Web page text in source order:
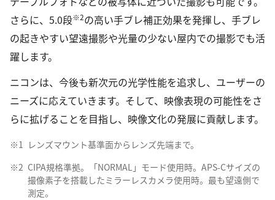
さらに、5.0段※2の高い手ブレ補正効果を発揮し、手ブレ
の起きやすい望遠撮影や光量の少ない屋内での撮影でも活
躍します。
ニコンは、今後も新次元の光学性能を追求し、ユーザーの
ニーズに応えていきます。そして、映像表現の可能性をさ
らに拡げることを目指し、映像文化の発展に貢献します。
※1 レンズマウント基準面からレンズ先端まで。
※2 CIPA規格準拠。「NORMAL」モード使用時。APS-Cサイズの
撮像素子を搭載したミラーレスカメラ使用時。最も望遠側で
測定。